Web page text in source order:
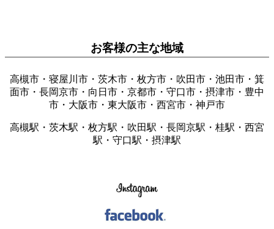
お客様の主な地域
高槻市・寝屋川市・茨木市・枚方市・吹田市・池田市・箕
面市・長岡京市・向日市・京都市・守口市・摂津市・豊中
市・大阪市・東大阪市・西宮市・神戸市
高槻駅・茨木駅・枚方駅・吹田駅・長岡京駅・桂駅・西宮
駅・守口駅・摂津駅